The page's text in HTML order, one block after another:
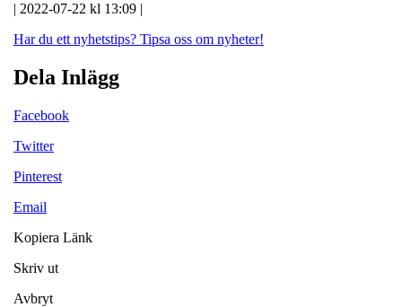
| 2022-07-22 kl 13:09 |
Har du ett nyhetstips? Tipsa oss om nyheter!
Dela Inlägg
Facebook
Twitter
Pinterest
Email
Kopiera Länk
Skriv ut
Avbryt